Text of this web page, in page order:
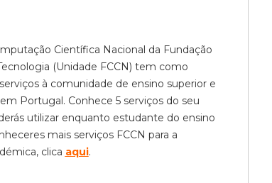
Científica Nacional da Fundação
(Unidade FCCN) tem como
à comunidade de ensino superior e
Portugal. Conhece 5 serviços do seu
utilizar enquanto estudante do ensino
mais serviços FCCN para a
clica aqui.